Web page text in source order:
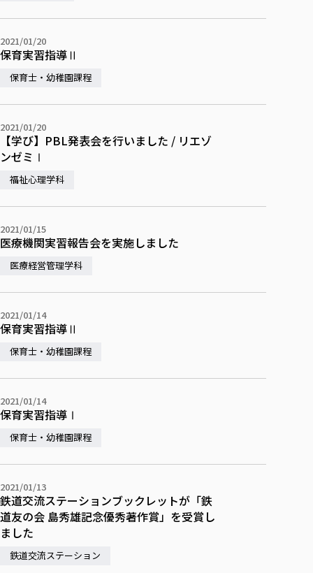
2021/01/20
保育実習指導Ⅱ
保育士・幼稚園課程
2021/01/20
【学び】PBL発表会を行いました / リエゾ
ンゼミⅠ
福祉心理学科
2021/01/15
医療機関実習報告会を実施しました
医療経営管理学科
2021/01/14
保育実習指導Ⅱ
保育士・幼稚園課程
2021/01/14
保育実習指導Ⅰ
保育士・幼稚園課程
2021/01/13
鉄道交流ステーションブックレットが「鉄
道友の会 島秀雄記念優秀著作賞」を受賞し
ました
鉄道交流ステーション